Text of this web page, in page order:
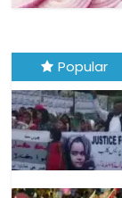
Popular